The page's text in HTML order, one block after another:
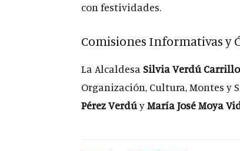
con festividades.
Comisiones Informativas y
La Alcaldesa Silvia Verdú Carrillo
Organización, Cultura, Montes y
Pérez VerdúyMaría José Moya